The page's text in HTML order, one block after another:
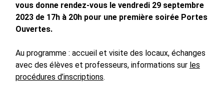
vous donne rendez-vous le vendredi 29 septembre
2023 de 17h à 20h pour une première soirée Portes
Ouvertes.
Au programme : accueil et visite des locaux, échanges
avec des élèves et professeurs, informations sur les
procédures d’inscriptions.